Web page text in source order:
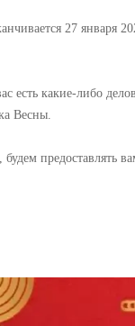
27 января
какие-либо
Весны.
предоставлять